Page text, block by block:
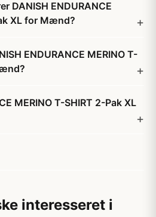
DANISH ENDURANCE
XL for Mænd?
ENDURANCE MERINO T-
MERINO T-SHIRT 2-Pak XL
interesseret i